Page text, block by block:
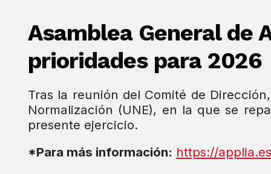
Asamblea General de
prioridades para 2026
Tras la reunión del Comité de
Normalización (UNE), en la que se
presente ejercicio.
*Para más información: https://